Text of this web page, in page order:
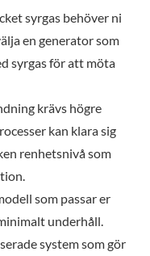
syrgas behöver ni
en generator som
syrgas för att möta
krävs högre
kan klara sig
renhetsnivå som
som passar er
underhåll.
system som gör